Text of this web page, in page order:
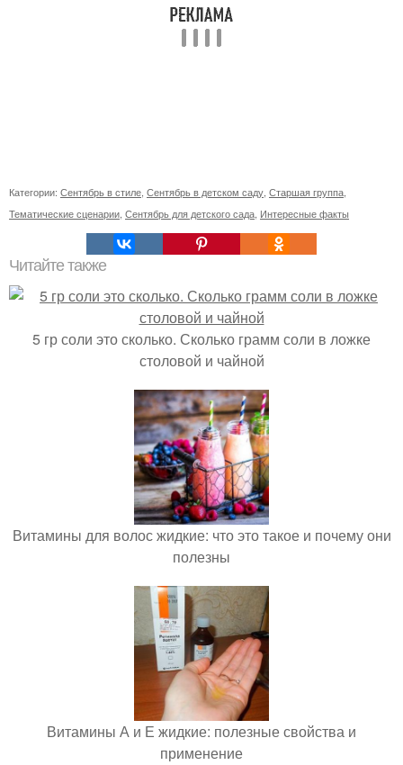
Категории: Сентябрь в стиле Сентябрь в детском саду Старшая группа
Тематические сценарии Сентябрь для детского сада Интересные факты
Читайте также
5 гр соли это сколько. Сколько грамм соли в ложке
столовой и чайной
Витамины для волос жидкие: что это такое и почему они
полезны
Витамины А и Е жидкие: полезные свойства и
применение